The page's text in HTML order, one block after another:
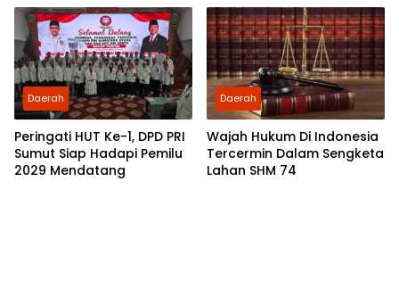
Sumatera
Daerah
Peringati HUT Ke-1, DPD PRI
Sumut Siap Hadapi Pemilu
2029 Mendatang
Daerah
Wajah Hukum Di Indonesia
Tercermin Dalam Sengketa
Lahan SHM 74